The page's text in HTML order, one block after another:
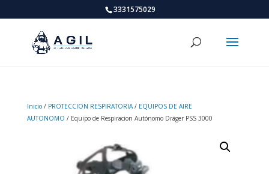
3331575029
Inicio/ PROTECCION RESPIRATORIA/ EQUIPOS DE AIRE
AUTONOMO / Equipo de Respiracion Autónomo Dräger PSS 3000